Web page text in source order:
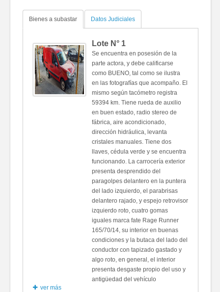
Bienes a subastar Datos Judiciales
Lote N° 1
Se encuentra en posesión de la
parte actora, y debe calificarse
como BUENO, tal como se ilustra
en las fotografías que acompaño. El
mismo según tacómetro registra
59394 km. Tiene rueda de auxilio
en buen estado, radio stereo de
fábrica, aire acondicionado,
dirección hidráulica, levanta
cristales manuales. Tiene dos
llaves, cédula verde y se encuentra
funcionando. La carrocería exterior
presenta desprendido del
paragolpes delantero en la puntera
del lado izquierdo, el parabrisas
delantero rajado, y espejo retrovisor
izquierdo roto, cuatro gomas
iguales marca fate Rage Runner
165/70/14, su interior en buenas
condiciones y la butaca del lado del
conductor con tapizado gastado y
algo roto, en general, el interior
presenta desgaste propio del uso y
antigüedad del vehículo
ver más